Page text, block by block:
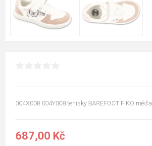
004X008 004Y008 tenisky BAREFOOT FIKO méďa
687,00 Kč